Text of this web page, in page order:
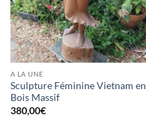
A LA UNE
Sculpture Féminine Vietnam en
Bois Massif
380,00€